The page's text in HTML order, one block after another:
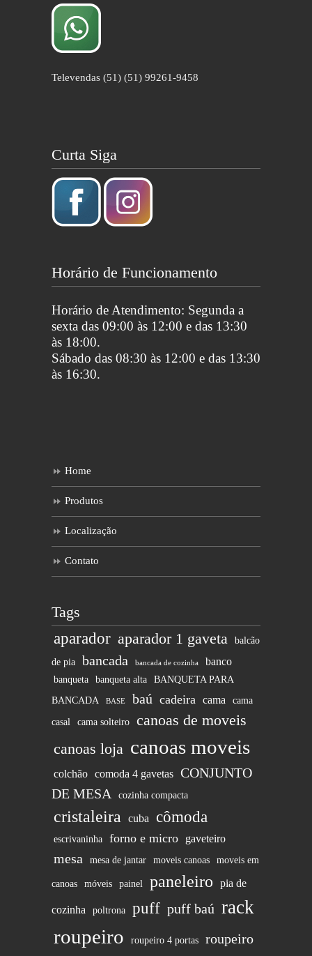
Televendas (51) (51) 99261-9458
Curta Siga
Horário de Funcionamento
Horário de Atendimento: Segunda a
sexta das 09:00 às 12:00 e das 13:30
às 18:00.
Sábado das 08:30 às 12:00 e das 13:30
às 16:30.
Home
Produtos
Localização
Contato
Tags
aparador aparador 1 gaveta balcão
de pia bancada bancada de cozinha banco
banqueta banqueta alta
BANQUETA PARA
BANCADA
BASE baú cadeira cama cama
casal cama solteiro
canoas de moveis
canoas loja canoas moveis
colchão comoda 4 gavetas CONJUNTO
DE MESA
cozinha compacta
cristaleira cuba cômoda
escrivaninha forno e micro gaveteiro
mesa mesa de jantar moveis canoas moveis em
canoas móveis painel paneleiro pia de
cozinha poltrona puff puff baú rack
roupeiro roupeiro 4 portas
roupeiro